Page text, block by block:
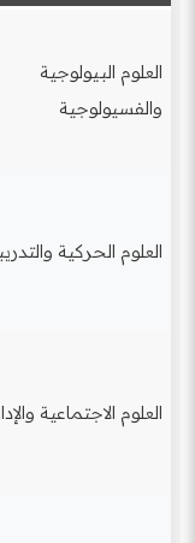
العلوم البيولوجية
والفسيولوجية
العلوم الحركية
العلوم الاجتماعية